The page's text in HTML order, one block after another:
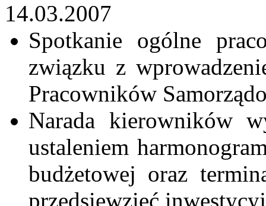
14.03.2007
Spotkanie ogólne
związku z
Pracowników
Narada kierowników
ustaleniem
budżetowej oraz
przedsięwzięć